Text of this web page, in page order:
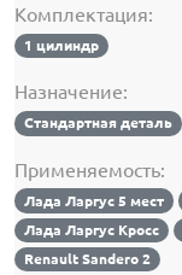
Комплектация:
1 цилиндр
Назначение:
Стандартная деталь
Применяемость:
Лада Ларгус 5 мест
Лада Ларгус Кросс
Renault Sandero 2